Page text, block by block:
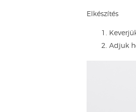
Elkészítés
Adjuk